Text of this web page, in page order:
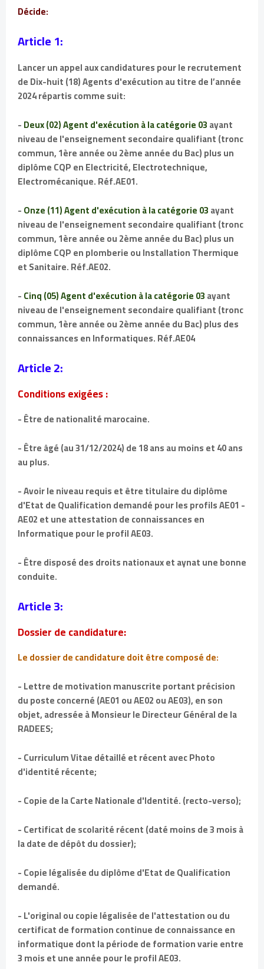
Décide:
Article 1:
Lancer un appel aux candidatures pour le recrutement
de Dix-huit (18) Agents d'exécution au titre de l’année
2024 répartis comme suit:
-Deux (02) Agent d'exécution à la catégorie 03ayant
niveau de l'enseignement secondaire qualifiant (tronc
commun, 1ère année ou 2ème année du Bac) plus un
diplôme CQP en Electricité, Electrotechnique,
Electromécanique. Réf.AE01.
-Onze (11) Agent d'exécution à la catégorie 03ayant
niveau de l'enseignement secondaire qualifiant (tronc
commun, 1ère année ou 2ème année du Bac) plus un
diplôme CQP en plomberie ou Installation Thermique
et Sanitaire. Réf.AE02.
-Cinq (05) Agent d'exécution à la catégorie 03ayant
niveau de l'enseignement secondaire qualifiant (tronc
commun, 1ère année ou 2ème année du Bac) plus des
connaissances en Informatiques. Réf.AE04
Article 2:
Conditions exigées :
- Être de nationalité marocaine.
- Être âgé (au 31/12/2024) de 18 ans au moins et 40 ans
au plus.
- Avoir le niveau requis et être titulaire du diplôme
d'Etat de Qualification demandé pour les profils AE01 -
AE02 et une attestation de connaissances en
Informatique pour le profil AE03.
- Être disposé des droits nationaux et aynat une bonne
conduite.
Article 3:
Dossier de candidature:
Le dossier de candidature doit être composé de:
- Lettre de motivation manuscrite portant précision
du poste concerné (AE01 ou AE02 ou AE03), en son
objet, adressée à Monsieur le Directeur Général de la
RADEES;
- Curriculum Vitae détaillé et récent avec Photo
d'identité récente;
- Copie de la Carte Nationale d'Identité. (recto-verso);
- Certificat de scolarité récent (daté moins de 3 mois à
la date de dépôt du dossier);
- Copie légalisée du diplôme d'Etat de Qualification
demandé.
- L'original ou copie légalisée de l'attestation ou du
certificat de formation continue de connaissance en
informatique dont la période de formation varie entre
3 mois et une année pour le profil AE03.